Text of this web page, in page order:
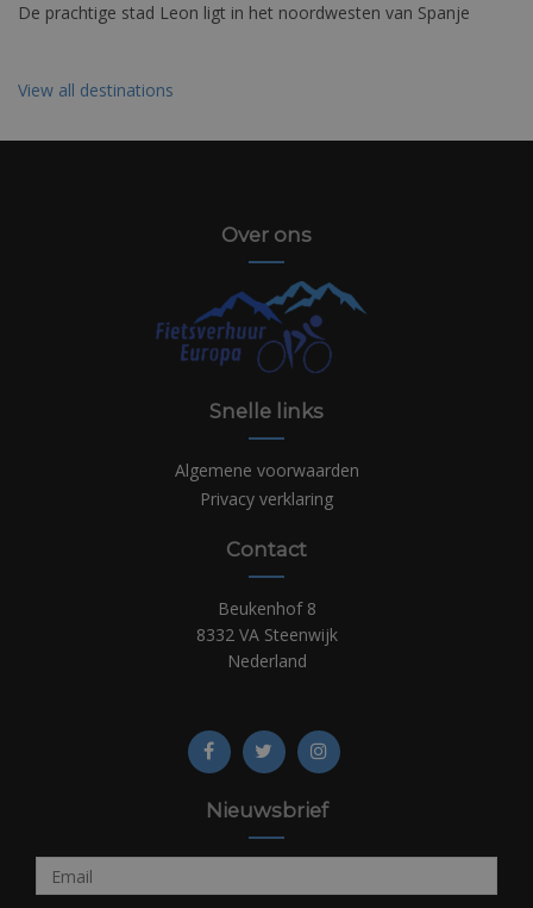
De prachtige stad Leon ligt in het noordwesten van Spanje
View all destinations
Over ons
Snelle links
Algemene voorwaarden
Privacy verklaring
Contact
Beukenhof 8
8332 VA Steenwijk
Nederland
Nieuwsbrief